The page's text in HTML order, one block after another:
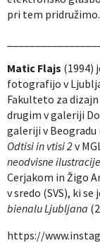
pri tem pridružimo.
Matic Flajs (1994)
fotografijo v
Fakulteto za
drugim v galeriji
galeriji v
Odtisi in vtisi 2v
neodvisne ilustracije
Cerjakom in Žigo
v sredo (SVS), ki
bienalu Ljubljana
https://